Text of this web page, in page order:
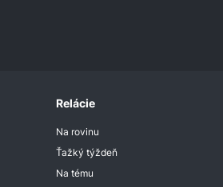
Relácie
Na rovinu
Ťažký týždeň
Na tému